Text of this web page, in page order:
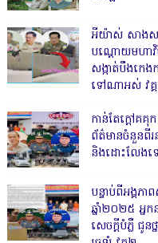
អីយ៉ាស់ សាងស
បណ្ដោយមហាវិ
សង្កាត់បឹងកេង
ទៅណាអស់ វគ្
កាន់តែក្តៅគគុ
ព័ត៌មានចំនួនពី
និងដោះលែង
បន្ទាប់ពីអង្គភ
ឆ្នាំ២០២៥ អ្នក
សេចក្តីបំភ្លឺ ជូន